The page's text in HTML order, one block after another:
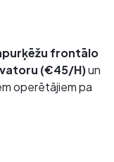
frontālo
(€45/H)un
operētājiem pa